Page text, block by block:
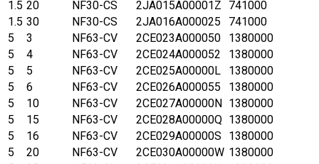
1.5 20 NF30-CS 2JA015A00001Z
741000
1.5 30 NF30-CS 2JA016A000025
741000
5
3 NF63-CV 2CE023A000050
1380000
5
4 NF63-CV 2CE024A000052
1380000
5
5 NF63-CV 2CE025A00000L
1380000
5
6 NF63-CV 2CE026A000055
1380000
5
10 NF63-CV 2CE027A00000N 1380000
5
15 NF63-CV 2CE028A00000Q 1380000
5
16 NF63-CV 2CE029A00000S
1380000
5
20 NF63-CV 2CE030A00000W 1380000